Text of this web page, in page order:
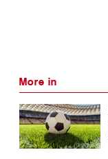
More in